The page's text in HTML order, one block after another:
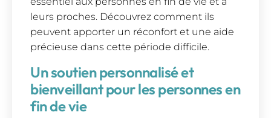
leurs proches. Découvrez comment ils
peuvent apporter un réconfort et une aide
précieuse dans cette période difficile.
Un soutien personnalisé et
bienveillant pour les personnes en
fin de vie